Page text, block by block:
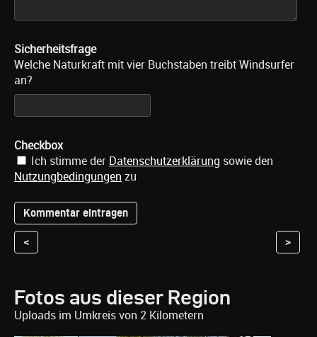
Sicherheitsfrage
Welche Naturkraft mit vier Buchstaben treibt Windsurfer
an?
Checkbox
Ich stimme der Datenschutzerklärung sowie den
Nutzungbedingungen zu
< >
Fotos aus dieser Region
Uploads im Umkreis von 2 Kilometern